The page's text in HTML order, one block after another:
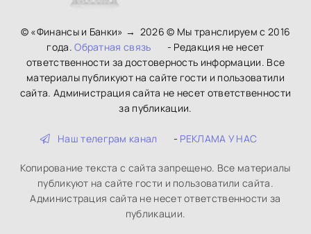
© «Финансы и Банки» → 2026 © Мы транслируем с 2016
года.Обратная связь
- Редакция не несет
ответственности за достоверность информации. Все
материалы публикуют на сайте гости и пользоватили
сайта. Администрация сайта не несет ответственности
за публикации.
Наш телеграм канал - РЕКЛАМА У НАС
Копирование текста с сайта запрещено. Все материалы
публикуют на сайте гости и пользоватили сайта.
Администрация сайта не несет ответственности за
публикации.